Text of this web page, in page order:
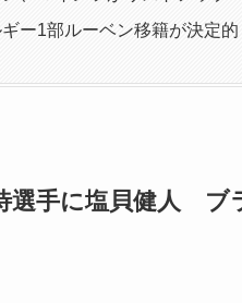
ー1部ルーベン移籍が決定
手に塩貝健人 ブ